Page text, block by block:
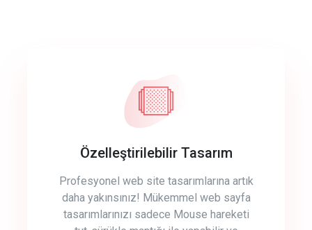
Özelleştirilebilir Tasarım
Profesyonel web site tasarımlarına artık
daha yakınsınız! Mükemmel web sayfa
tasarımlarınızı sadece Mouse hareketi